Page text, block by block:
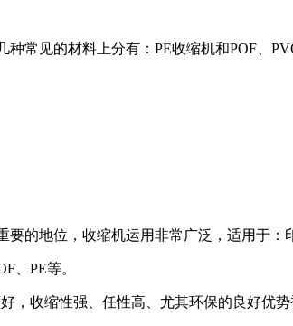
常见的材料上分有：PE收缩机和POF、
的地位，收缩机运用非常广泛，适用于：
、PE等。
收缩性强、任性高、尤其环保的良好优势